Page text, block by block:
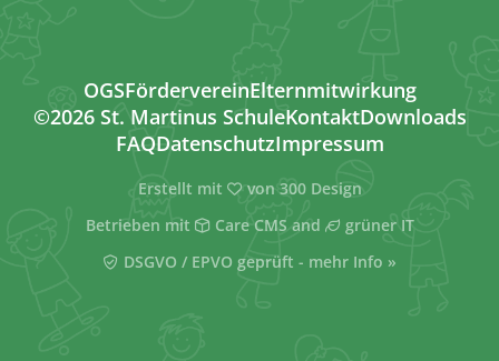
OGSFördervereinElternmitwirkung
©2026 St. Martinus SchuleKontaktDownloads
FAQDatenschutzImpressum
Erstellt mit von 300 Design
Betrieben mit
Care CMS and
grüner IT
DSGVO / EPVO geprüft - mehr Info »